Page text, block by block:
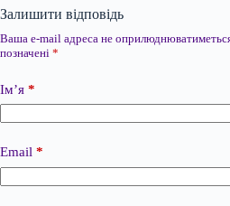
Залишити відповідь
Ваша e-mail адреса не
позначені *
Ім’я *
Email *